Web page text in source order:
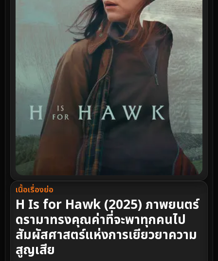
เนื้อเรื่องย่อ
H Is for Hawk (2025) ภาพยนตร์
ดรามาทรงคุณค่าที่จะพาทุกคนไป
สัมผัสศาสตร์แห่งการเยียวยาความ
สูญเสีย